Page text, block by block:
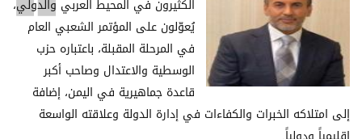
الكثيرون في المحيط العربي والدولي،
يُعوّلون على المؤتمر الشعبي العام
في المرحلة المقبلة، باعتباره حزب
الوسطية والاعتدال وصاحب أكبر
قاعدة جماهيرية في اليمن، إضافة
إلى امتلاكه الخبرات والكفاءات في إدارة الدولة وعلاقته الواسعة